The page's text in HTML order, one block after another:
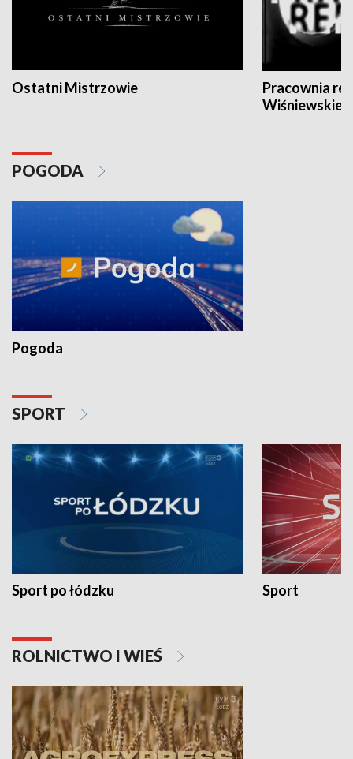
Ostatni Mistrzowie
Pracownia
POGODA
Pogoda
SPORT
Sport po łódzku Sport
ROLNICTWO I WIEŚ